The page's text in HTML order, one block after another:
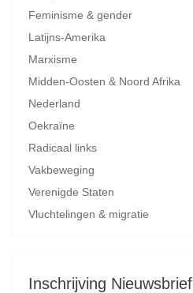
Feminisme & gender
Latijns-Amerika
Marxisme
Midden-Oosten & Noord Afrika
Nederland
Oekraïne
Radicaal links
Vakbeweging
Verenigde Staten
Vluchtelingen & migratie
Inschrijving Nieuwsbrief